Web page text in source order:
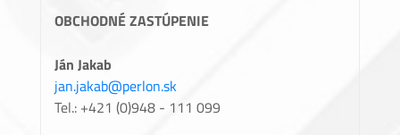
OBCHODNÉ ZASTÚPENIE
Ján Jakab
jan.jakab@perlon.sk
Tel.: +421 (0)948 - 111 099